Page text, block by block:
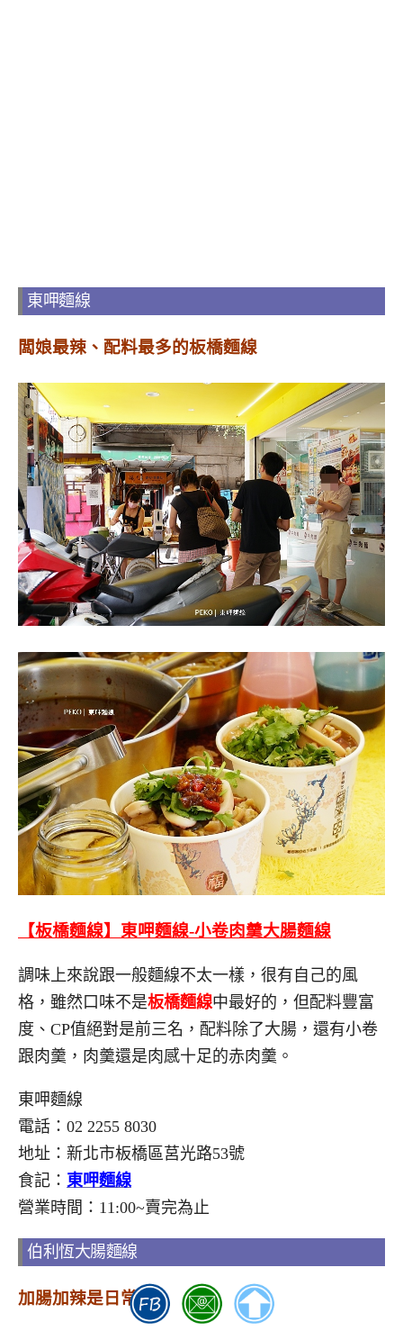
東呷麵線
闆娘最辣、配料最多的板橋麵線
【板橋麵線】東呷麵線-小卷肉羹大腸麵線
調味上來說跟一般麵線不太一樣，很有自己的風
格，雖然口味不是板橋麵線中最好的，但配料豐富
度、CP值絕對是前三名，配料除了大腸，還有小卷
跟肉羹，肉羹還是肉感十足的赤肉羹。
東呷麵線
電話：02 2255 8030
地址：新北市板橋區莒光路53號
食記： 東呷麵線
營業時間：11:00~賣完為止
伯利恆大腸麵線
加腸加辣是日常